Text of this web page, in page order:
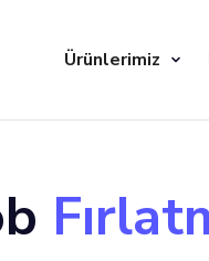
Ürünlerimiz